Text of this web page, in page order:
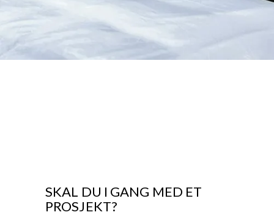
SKAL DU I GANG MED ET
PROSJEKT?